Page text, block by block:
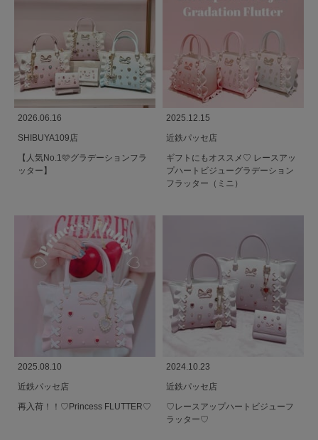
2026.06.16
SHIBUYA109店
【人気No.1🩷グラデーションフラ
ッター】
2025.12.15
近鉄パッセ店
ギフトにもオススメ♡ レースアッ
プハートビジューグラデーション
フラッター（ミニ）
2025.08.10
近鉄パッセ店
再入荷！！♡Princess FLUTTER♡
2024.10.23
近鉄パッセ店
♡レースアップハートビジューフ
ラッター♡